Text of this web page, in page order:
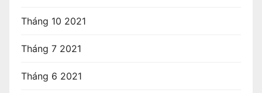
Tháng 10 2021
Tháng 7 2021
Tháng 6 2021